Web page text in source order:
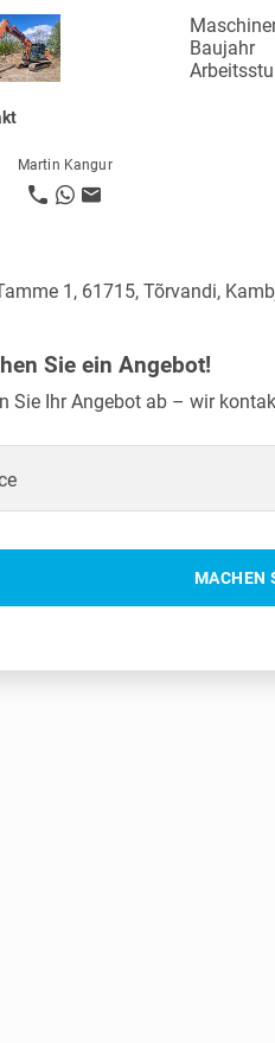
Baujahr
Martin Kangur
1, 61715, Tõrvandi,
Sie ein Angebot!
Sie Ihr Angebot ab – wir
MACHEN